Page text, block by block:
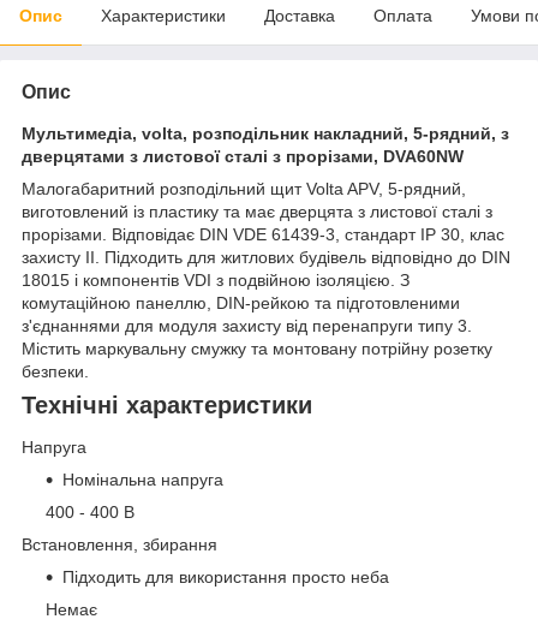
Опис Характеристики Доставка Оплата Умови
Опис
Мультимедіа, volta, розподільник накладний, 5-рядний, з
дверцятами з листової сталі з прорізами, DVA60NW
Малогабаритний розподільний щит Volta APV, 5-рядний,
виготовлений із пластику та має дверцята з листової сталі з
прорізами. Відповідає DIN VDE 61439-3, стандарт IP 30, клас
захисту II. Підходить для житлових будівель відповідно до DIN
18015 і компонентів VDI з подвійною ізоляцією. З
комутаційною панеллю, DIN-рейкою та підготовленими
з'єднаннями для модуля захисту від перенапруги типу 3.
Містить маркувальну смужку та монтовану потрійну розетку
безпеки.
Технічні характеристики
Напруга
Номінальна напруга
400 - 400 В
Встановлення, збирання
Підходить для використання просто неба
Немає